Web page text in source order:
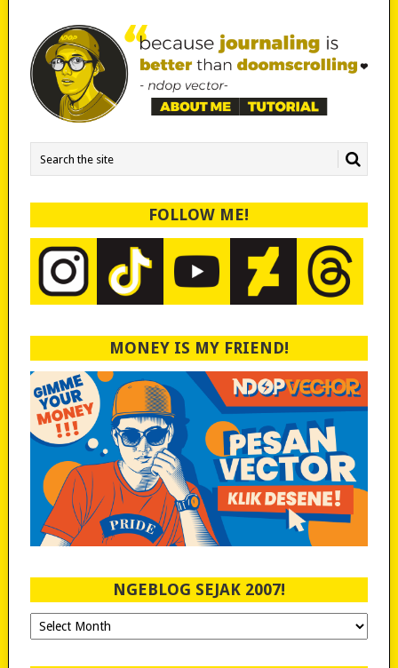
FOLLOW ME!
MONEY IS MY FRIEND!
NGEBLOG SEJAK 2007!
Ngeblog
Sejak